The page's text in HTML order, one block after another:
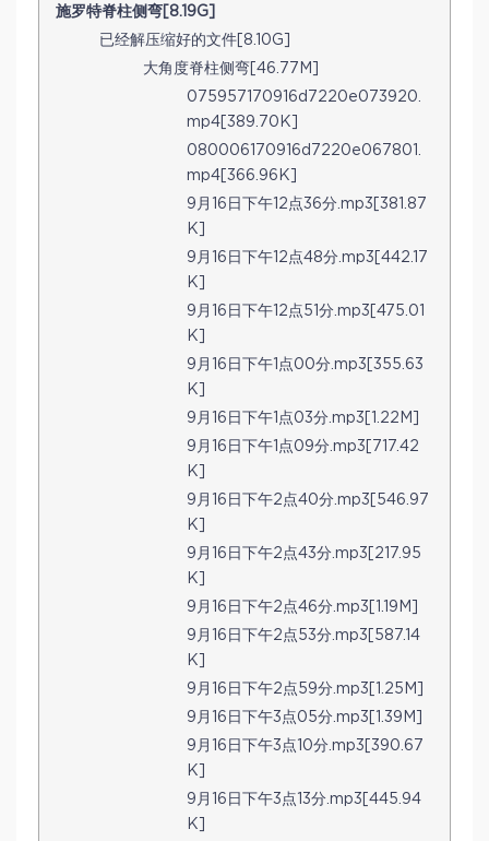
施罗特脊柱侧弯[8.19G]
已经解压缩好的文件[8.10G]
大角度脊柱侧弯[46.77M]
075957170916d7220e073920.
mp4[389.70K]
080006170916d7220e067801.
mp4[366.96K]
9月16日下午12点36分.mp3[381.87
K]
9月16日下午12点48分.mp3[442.17
K]
9月16日下午12点51分.mp3[475.01
K]
9月16日下午1点00分.mp3[355.63
K]
9月16日下午1点03分.mp3[1.22M]
9月16日下午1点09分.mp3[717.42
K]
9月16日下午2点40分.mp3[546.97
K]
9月16日下午2点43分.mp3[217.95
K]
9月16日下午2点46分.mp3[1.19M]
9月16日下午2点53分.mp3[587.14
K]
9月16日下午2点59分.mp3[1.25M]
9月16日下午3点05分.mp3[1.39M]
9月16日下午3点10分.mp3[390.67
K]
9月16日下午3点13分.mp3[445.94
K]